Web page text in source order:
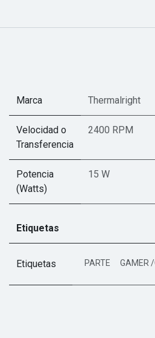
Marca Thermalright
Velocidad o
Transferencia
2400 RPM
Potencia
(Watts)
15 W
Etiquetas
Etiquetas PARTE GAMER